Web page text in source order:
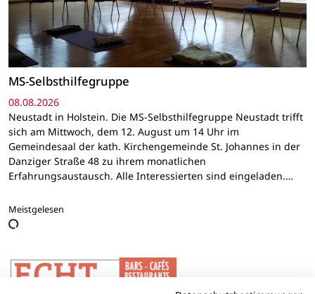
MS-Selbsthilfegruppe
08.08.2026
Neustadt in Holstein. Die MS-Selbsthilfegruppe Neustadt trifft
sich am Mittwoch, dem 12. August um 14 Uhr im
Gemeindesaal der kath. Kirchengemeinde St. Johannes in der
Danziger Straße 48 zu ihrem monatlichen
Erfahrungsaustausch. Alle Interessierten sind eingeladen.…
Meistgelesen